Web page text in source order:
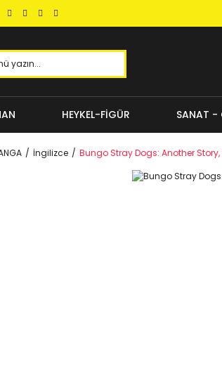
HEYKEL-FİGÜR SANAT -
İngilizce Bungo Stray Dogs: Another Story,